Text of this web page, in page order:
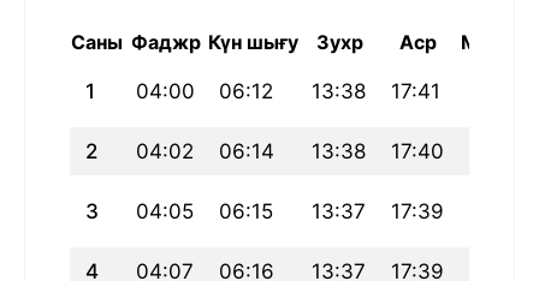
Саны Фаджр Күн шығу Зухр Аср Магриб
1 04:00 06:12 13:38 17:41
2 04:02 06:14 13:38 17:40
3 04:05 06:15 13:37 17:39
4 04:07 06:16 13:37 17:39